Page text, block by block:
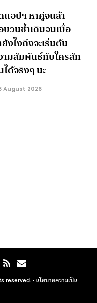
อปฯ หาคู่จนล้า
วนซ้ำเดิมจนเบื่อ
งไงถึงจะเริ่มต้น
มสัมพันธ์กับใครสัก
ด้จริงๆ นะ
August 2026
reserved. ·นโยบายความเป็น